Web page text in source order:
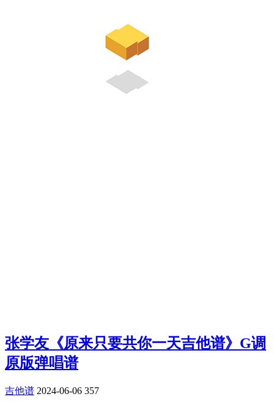
张学友《原来只要共你一天吉他谱》G调
原版弹唱谱
吉他谱 2024-06-06 357